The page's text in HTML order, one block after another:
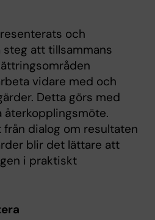
och
att tillsammans
vidare med och
Detta görs med
återkopplingsmöte.
dialog om resultaten
blir det lättare att
i praktiskt